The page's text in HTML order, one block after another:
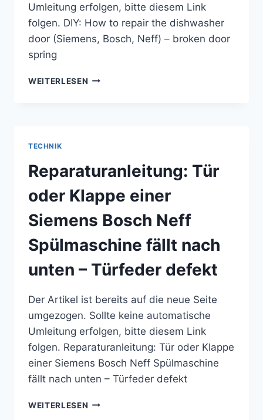
Umleitung erfolgen, bitte diesem Link
folgen. DIY: How to repair the dishwasher
door (Siemens, Bosch, Neff) – broken door
spring
WEITERLESEN DIY:
(SIEMENS,
BOSCH,
–
BROKEN
DOOR
SPRING
TECHNIK
Reparaturanleitung: Tür
oder Klappe einer
Siemens Bosch Neff
Spülmaschine fällt nach
unten – Türfeder defekt
Der Artikel ist bereits auf die neue Seite
umgezogen. Sollte keine automatische
Umleitung erfolgen, bitte diesem Link
folgen. Reparaturanleitung: Tür oder Klappe
einer Siemens Bosch Neff Spülmaschine
fällt nach unten – Türfeder defekt
WEITERLESEN REPARATURANLEITUNG: